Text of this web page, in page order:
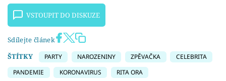
VSTOUPIT DO DISKUZE
Sdílejte článek
ŠTÍTKY
PARTY NAROZENINY ZPĚVAČKA
CELEBRITA
PANDEMIE
KORONAVIRUS
RITA ORA